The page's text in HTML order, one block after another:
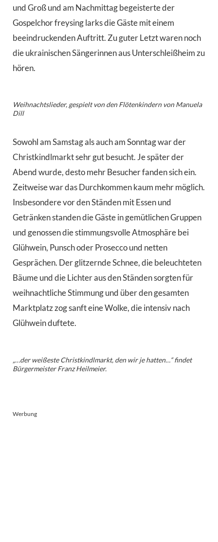
und Groß und am Nachmittag begeisterte der
Gospelchor freysing larks die Gäste mit einem
beeindruckenden Auftritt. Zu guter Letzt waren noch
die ukrainischen Sängerinnen aus Unterschleißheim zu
hören.
Weihnachtslieder, gespielt von den Flötenkindern von Manuela
Dill
Sowohl am Samstag als auch am Sonntag war der
Christkindlmarkt sehr gut besucht. Je später der
Abend wurde, desto mehr Besucher fanden sich ein.
Zeitweise war das Durchkommen kaum mehr möglich.
Insbesondere vor den Ständen mit Essen und
Getränken standen die Gäste in gemütlichen Gruppen
und genossen die stimmungsvolle Atmosphäre bei
Glühwein, Punsch oder Prosecco und netten
Gesprächen. Der glitzernde Schnee, die beleuchteten
Bäume und die Lichter aus den Ständen sorgten für
weihnachtliche Stimmung und über den gesamten
Marktplatz zog sanft eine Wolke, die intensiv nach
Glühwein duftete.
„…der weißeste Christkindlmarkt, den wir je hatten…“ findet
Bürgermeister Franz Heilmeier.
Werbung